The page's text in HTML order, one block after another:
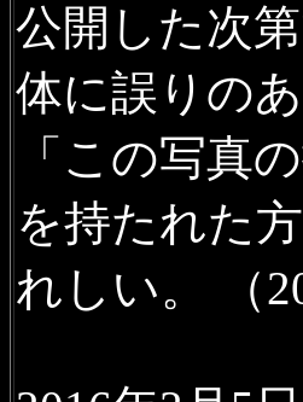
2019年11月
車窓風景 動
2019年8月
ほかの写真を
2019年7月
2019年5月8
2019年3月
公開した次
体に誤りの
「この写真
を持たれた
れしい。
（